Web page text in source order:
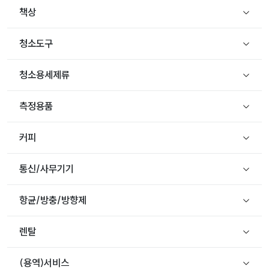
책상
청소도구
청소용세제류
측정용품
커피
통신/사무기기
항균/방충/방향제
렌탈
(용역)서비스